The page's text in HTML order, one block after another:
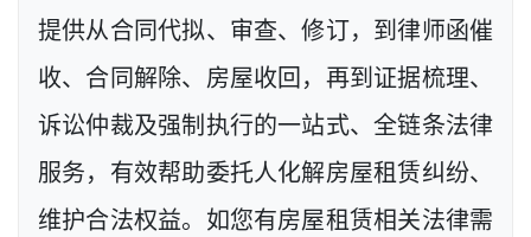
提供从合同代拟、审查、修订，到律师函催
收、合同解除、房屋收回，再到证据梳理、
诉讼仲裁及强制执行的一站式、全链条法律
服务，有效帮助委托人化解房屋租赁纠纷、
维护合法权益。如您有房屋租赁相关法律需